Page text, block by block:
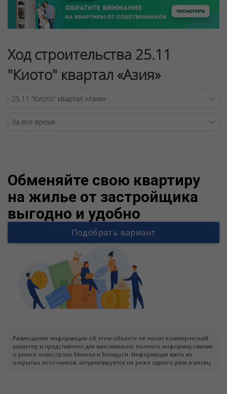
Ход строительства 25.11
"Киото" квартал «Азия»
Обменяйте свою квартиру
на жилье от застройщика
выгодно и удобно
Подобрать вариант
Размещение информации об этом объекте не носит коммерческий
характер и представлено для максимально полного информирования
о рынке новостроек Минска и Беларуси. Информация взята из
открытых источников, актуализируется не реже одного раза в месяц.